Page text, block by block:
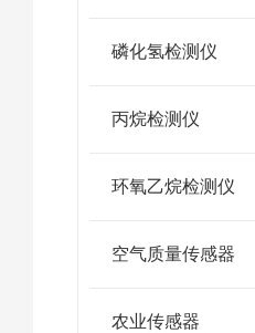
磷化氢检测仪
丙烷检测仪
环氧乙烷检测仪
空气质量传感器
农业传感器